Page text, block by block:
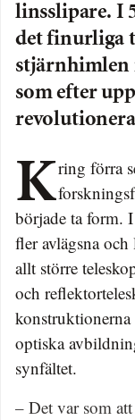
linsslipare. I
det finurliga
stjärnhimlen
som efter
Kring förra sekelskiftet var astronomi ett glödhett
började ta form.
fler avlägsna
allt större
och
optiska
synfältet.
– Det var som